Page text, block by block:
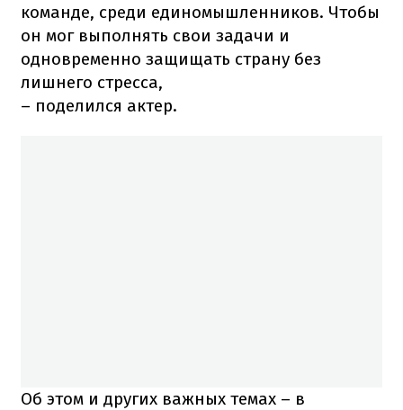
команде, среди единомышленников. Чтобы
он мог выполнять свои задачи и
одновременно защищать страну без
лишнего стресса,
– поделился актер.
Об этом и других важных темах – в